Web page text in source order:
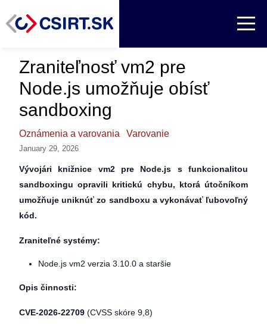
Zraniteľnosť vm2 pre
Node.js umožňuje obísť
sandboxing
Oznámenia a varovania Varovanie
January 29, 2026
Vývojári knižnice vm2 pre Node.js s funkcionalitou
sandboxingu opravili kritickú chybu, ktorá útočníkom
umožňuje uniknúť zo sandboxu a vykonávať ľubovoľný
kód.
Zraniteľné systémy:
Node.js vm2 verzia 3.10.0 a staršie
Opis činnosti:
CVE-2026-22709 (CVSS skóre 9,8)